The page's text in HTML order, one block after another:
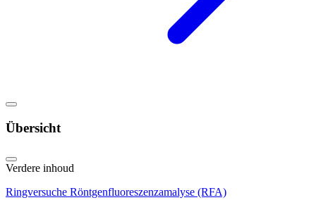
Übersicht
Verdere inhoud
Ringversuche Röntgenfluoreszenzamalyse (RFA)